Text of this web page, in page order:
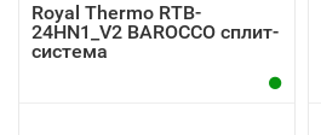
Royal Thermo RTB-
24HN1_V2 BAROCCO сплит-
система